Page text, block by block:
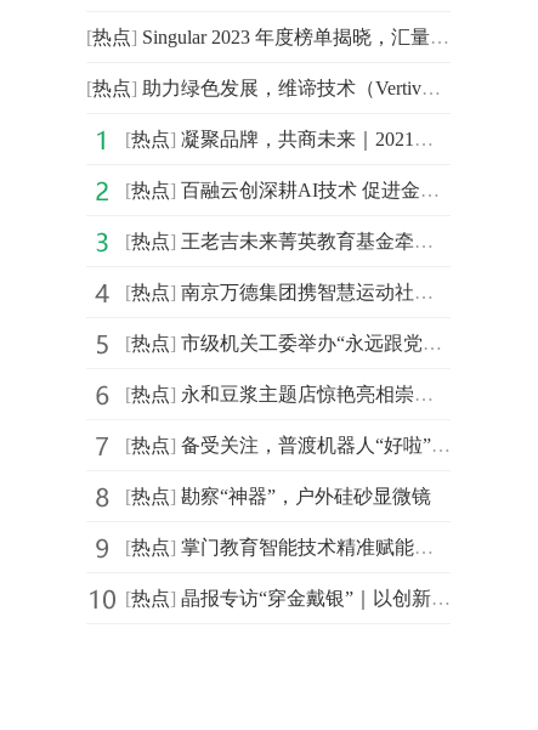
[热点] Singular 2023 年度榜单揭晓，汇量科技旗下 Mintegral
[热点] 助力绿色发展，维谛技术（Vertiv）“可维节碳2023新品”
[热点] 凝聚品牌，共商未来｜2021中国企业品牌建设峰会暨媒体发
[热点] 百融云创深耕AI技术 促进金融机构盘活存量客户
[热点] 王老吉未来菁英教育基金牵手汕头大学首设 “刺柠吉奖学
[热点] 南京万德集团携智慧运动社区解决方案精彩亮相2021体博会
[热点] 市级机关工委举办“永远跟党走，建功新时代”庆祝建党百
[热点] 永和豆浆主题店惊艳亮相崇明花博会，成新晋网红打卡地
[热点] 备受关注，普渡机器人“好啦”亮相2021中国连锁餐饮峰会
[热点] 勘察“神器”，户外硅砂显微镜
[热点] 掌门教育智能技术精准赋能个性化教学 品质课程助力信息
[热点] 晶报专访“穿金戴银”｜以创新突破界限，创造无限可能